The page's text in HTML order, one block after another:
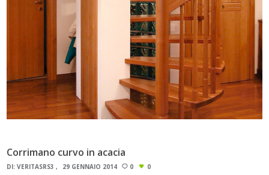
Corrimano curvo in acacia
DI:VERITASRS3 29 GENNAIO 2014 0 0